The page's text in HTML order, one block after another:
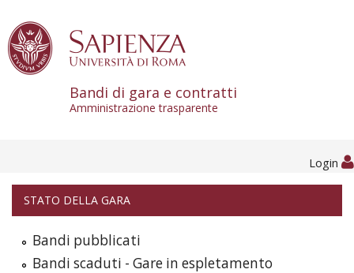
Bandi di gara e contratti
Amministrazione trasparente
Login
STATO DELLA GARA
Bandi pubblicati
Bandi scaduti - Gare in espletamento